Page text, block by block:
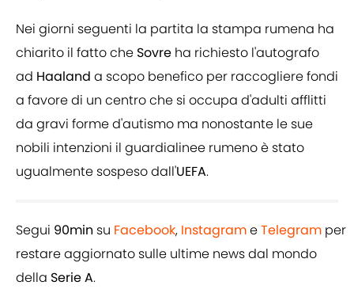
Nei giorni seguenti la partita la stampa rumena ha
chiarito il fatto che Sovre ha richiesto l'autografo
ad Haaland a scopo benefico per raccogliere fondi
a favore di un centro che si occupa d'adulti afflitti
da gravi forme d'autismo ma nonostante le sue
nobili intenzioni il guardialinee rumeno è stato
ugualmente sospeso dall'UEFA.
Segui 90min su Facebook, InstagrameTelegram per
restare aggiornato sulle ultime news dal mondo
della Serie A.